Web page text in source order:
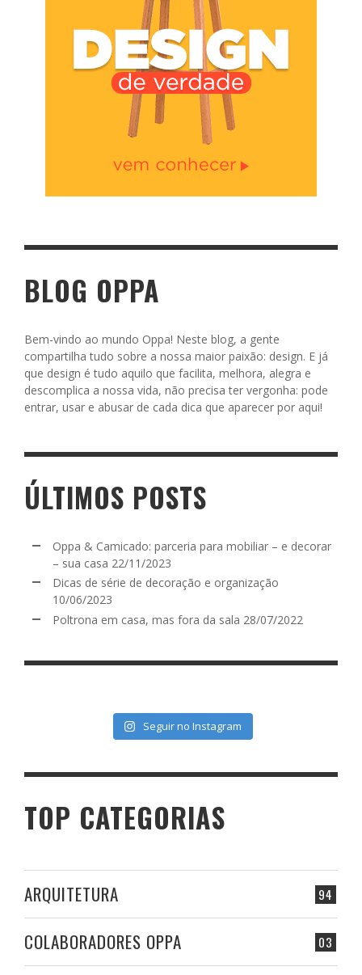
BLOG OPPA
Bem-vindo ao mundo Oppa! Neste blog, a gente
compartilha tudo sobre a nossa maior paixão: design. E já
que design é tudo aquilo que facilita, melhora, alegra e
descomplica a nossa vida, não precisa ter vergonha: pode
entrar, usar e abusar de cada dica que aparecer por aqui!
ÚLTIMOS POSTS
Oppa & Camicado: parceria para mobiliar – e decorar
– sua casa 22/11/2023
Dicas de série de decoração e organização
10/06/2023
Poltrona em casa, mas fora da sala 28/07/2022
Seguir no Instagram
TOP CATEGORIAS
94
ARQUITETURA
03
COLABORADORES OPPA